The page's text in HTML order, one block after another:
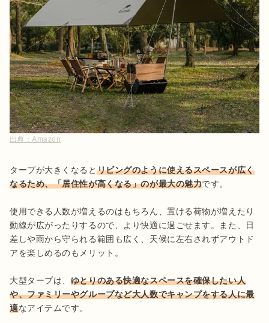
出典：Amazon
タープが大きくなると リビングのように使えるスペースが広く
なるため、「居住性が高くなる」のが最大の魅力です。
使用できる人数が増えるのはもちろん、置ける荷物が増えたり
動線が広がったりするので、より快適に過ごせます。また、日
差しや雨から守られる範囲も広く、天候に左右されずアウトド
アを楽しめるのもメリット。
大型タープは、 ゆとりのある快適なスペースを確保したい人
や、ファミリーやグループなど大人数でキャンプをする人に最
適なアイテムです。